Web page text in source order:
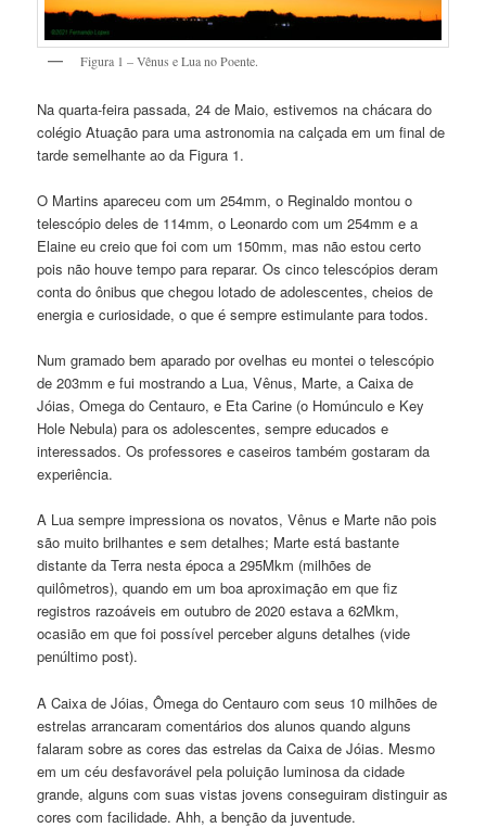
Figura 1 – Vênus e Lua no Poente.
Na quarta-feira passada, 24 de Maio, estivemos na chácara do
colégio Atuação para uma astronomia na calçada em um final de
tarde semelhante ao da Figura 1.
O Martins apareceu com um 254mm, o Reginaldo montou o
telescópio deles de 114mm, o Leonardo com um 254mm e a
Elaine eu creio que foi com um 150mm, mas não estou certo
pois não houve tempo para reparar. Os cinco telescópios deram
conta do ônibus que chegou lotado de adolescentes, cheios de
energia e curiosidade, o que é sempre estimulante para todos.
Num gramado bem aparado por ovelhas eu montei o telescópio
de 203mm e fui mostrando a Lua, Vênus, Marte, a Caixa de
Jóias, Omega do Centauro, e Eta Carine (o Homúnculo e Key
Hole Nebula) para os adolescentes, sempre educados e
interessados. Os professores e caseiros também gostaram da
experiência.
A Lua sempre impressiona os novatos, Vênus e Marte não pois
são muito brilhantes e sem detalhes; Marte está bastante
distante da Terra nesta época a 295Mkm (milhões de
quilômetros), quando em um boa aproximação em que fiz
registros razoáveis em outubro de 2020 estava a 62Mkm,
ocasião em que foi possível perceber alguns detalhes (vide
penúltimo post).
A Caixa de Jóias, Ômega do Centauro com seus 10 milhões de
estrelas arrancaram comentários dos alunos quando alguns
falaram sobre as cores das estrelas da Caixa de Jóias. Mesmo
em um céu desfavorável pela poluição luminosa da cidade
grande, alguns com suas vistas jovens conseguiram distinguir as
cores com facilidade. Ahh, a benção da juventude.